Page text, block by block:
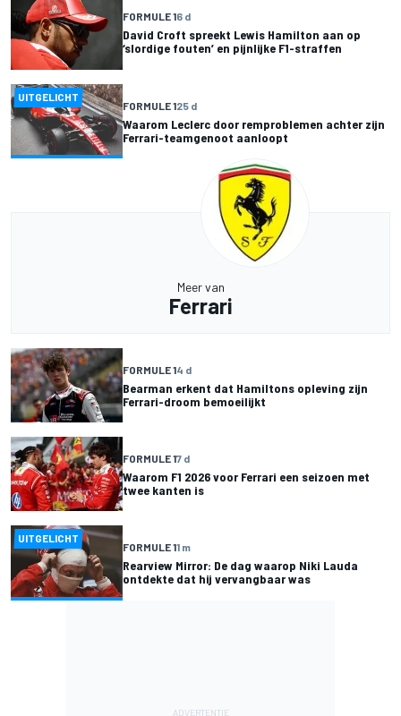
FORMULE 16 d
David Croft spreekt Lewis Hamilton aan op
‘slordige fouten’ en pijnlijke F1-straffen
UITGELICHT
FORMULE 125 d
Waarom Leclerc door remproblemen achter zijn
Ferrari-teamgenoot aanloopt
Meer van
Ferrari
FORMULE 14 d
Bearman erkent dat Hamiltons opleving zijn
Ferrari-droom bemoeilijkt
FORMULE 17 d
Waarom F1 2026 voor Ferrari een seizoen met
twee kanten is
UITGELICHT
FORMULE 11 m
Rearview Mirror: De dag waarop Niki Lauda
ontdekte dat hij vervangbaar was